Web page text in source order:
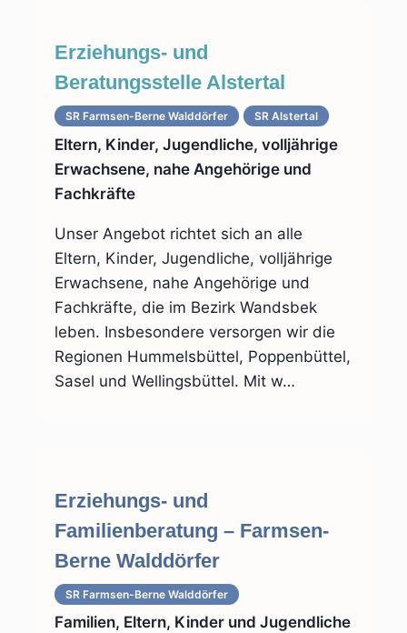
Erziehungs- und
Beratungsstelle Alstertal
SR Farmsen-Berne Walddörfer SR Alstertal
Eltern, Kinder, Jugendliche, volljährige
Erwachsene, nahe Angehörige und
Fachkräfte
Unser Angebot richtet sich an alle
Eltern, Kinder, Jugendliche, volljährige
Erwachsene, nahe Angehörige und
Fachkräfte, die im Bezirk Wandsbek
leben. Insbesondere versorgen wir die
Regionen Hummelsbüttel, Poppenbüttel,
Sasel und Wellingsbüttel. Mit w…
Erziehungs- und
Familienberatung – Farmsen-
Berne Walddörfer
SR Farmsen-Berne Walddörfer
Familien, Eltern, Kinder und Jugendliche